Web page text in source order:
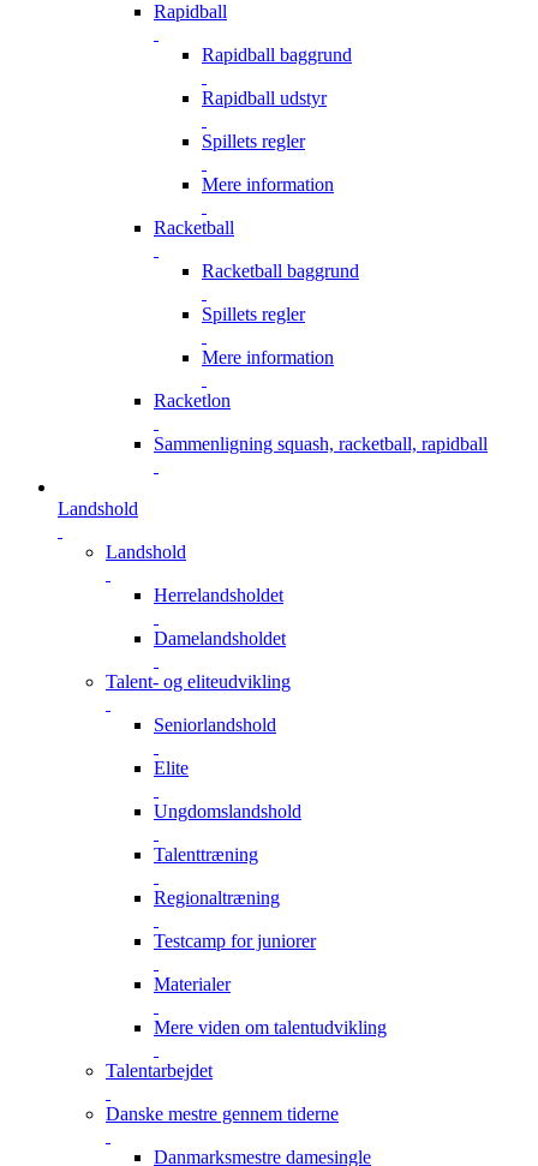
Rapidball
Rapidball baggrund
Rapidball udstyr
Spillets regler
Mere information
Racketball
Racketball baggrund
Spillets regler
Mere information
Racketlon
Sammenligning squash, racketball, rapidball
Landshold
Landshold
Herrelandsholdet
Damelandsholdet
Talent- og eliteudvikling
Seniorlandshold
Elite
Ungdomslandshold
Talenttræning
Regionaltræning
Testcamp for juniorer
Materialer
Mere viden om talentudvikling
Talentarbejdet
Danske mestre gennem tiderne
Danmarksmestre damesingle